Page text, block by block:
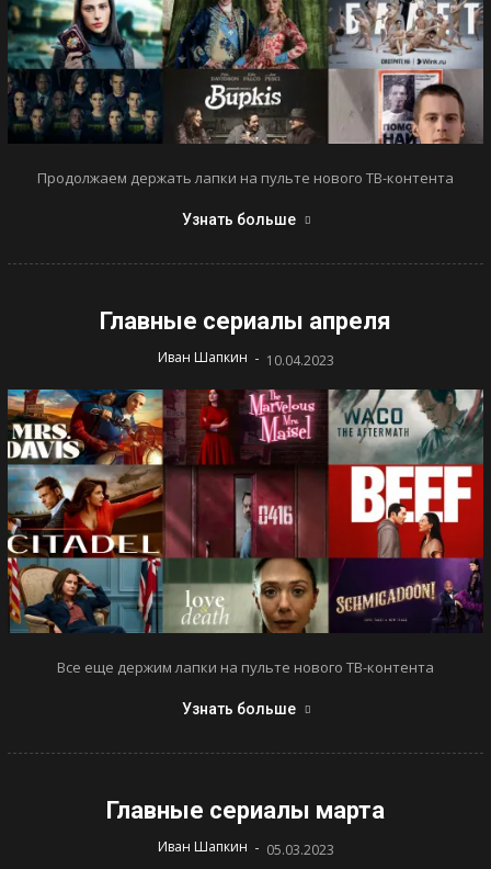
Продолжаем держать лапки на пульте нового ТВ-контента
Узнать больше
Главные сериалы апреля
Иван Шапкин - 10.04.2023
Все еще держим лапки на пульте нового ТВ-контента
Узнать больше
Главные сериалы марта
Иван Шапкин - 05.03.2023